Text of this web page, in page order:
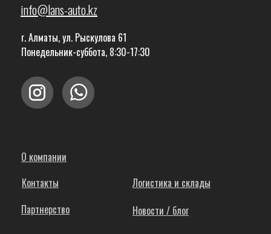
О компании
Контакты
Партнерство
Логистика и склады
info@lans-auto.kz
г. Алматы, ул. Рыскулова 61
Понедельник-суббота, 8:30-17:30
Новости / блог